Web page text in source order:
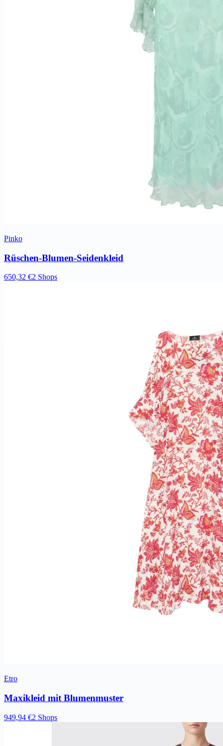
Pinko
Rüschen-Blumen-Seidenkleid
650,32 €2 Shops
Etro
Maxikleid mit Blumenmuster
949,94 €2 Shops